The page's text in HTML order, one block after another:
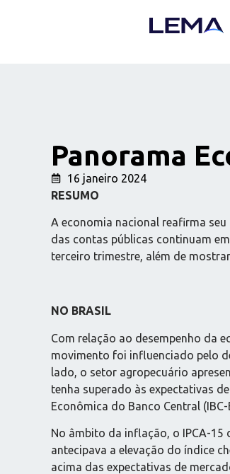
Panorama
16 janeiro 2024
RESUMO
A economia nacional reafirma
das contas públicas continuam
terceiro trimestre, além de
NO BRASIL
Com relação ao desempenho da
movimento foi influenciado pelo
lado, o setor agropecuário
tenha superado às expectativas
Econômica do Banco Central
No âmbito da inflação, o IPCA-15
antecipava a elevação do índice
acima das expectativas de